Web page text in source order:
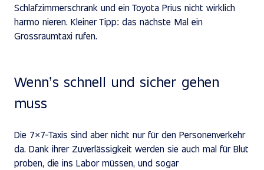
Schlafzimmerschrank und ein Toyota Prius nicht wirklich
harmo nieren. Kleiner Tipp: das nächste Mal ein
Grossraumtaxi rufen.
Wenn’s schnell und sicher gehen
muss
Die 7×7-Taxis sind aber nicht nur für den Personenverkehr
da. Dank ihrer Zuverlässigkeit werden sie auch mal für Blut
proben, die ins Labor müssen, und sogar